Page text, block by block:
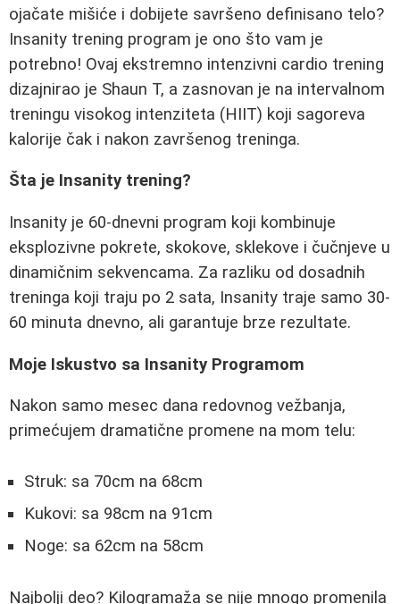
ojačate mišiće i dobijete savršeno definisano telo?
Insanity trening program je ono što vam je
potrebno! Ovaj ekstremno intenzivni cardio trening
dizajnirao je Shaun T, a zasnovan je na intervalnom
treningu visokog intenziteta (HIIT) koji sagoreva
kalorije čak i nakon završenog treninga.
Šta je Insanity trening?
Insanity je 60-dnevni program koji kombinuje
eksplozivne pokrete, skokove, sklekove i čučnjeve u
dinamičnim sekvencama. Za razliku od dosadnih
treninga koji traju po 2 sata, Insanity traje samo 30-
60 minuta dnevno, ali garantuje brze rezultate.
Moje Iskustvo sa Insanity Programom
Nakon samo mesec dana redovnog vežbanja,
primećujem dramatične promene na mom telu:
Struk: sa 70cm na 68cm
Kukovi: sa 98cm na 91cm
Noge: sa 62cm na 58cm
Najbolji deo? Kilogramaža se nije mnogo promenila